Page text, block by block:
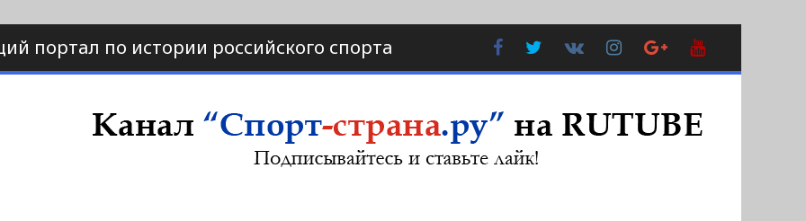
портал по истории российского спорта FacebookTwitter
Контакте
Instagram
Google
Plus
страна.ру
по истории спорта